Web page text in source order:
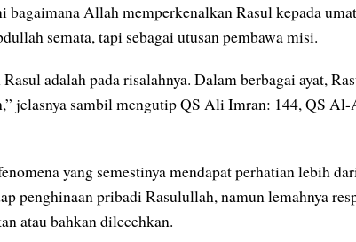
Allah memperkenalkan Rasul kepada
semata, tapi sebagai utusan pembawa misi.
adalah pada risalahnya. Dalam berbagai ayat,
jelasnya sambil mengutip QS Ali Imran: 144, QS
yang semestinya mendapat perhatian lebih
penghinaan pribadi Rasulullah, namun lemahnya
atau bahkan dilecehkan.